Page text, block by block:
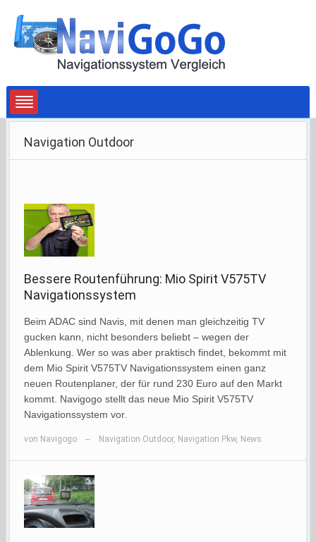
Navigation Outdoor
Bessere Routenführung: Mio Spirit V575TV
Navigationssystem
Beim ADAC sind Navis, mit denen man gleichzeitig TV
gucken kann, nicht besonders beliebt – wegen der
Ablenkung. Wer so was aber praktisch findet, bekommt mit
dem Mio Spirit V575TV Navigationssystem einen ganz
neuen Routenplaner, der für rund 230 Euro auf den Markt
kommt. Navigogo stellt das neue Mio Spirit V575TV
Navigationssystem vor.
von Navigogo — Navigation Outdoor, Navigation Pkw, News